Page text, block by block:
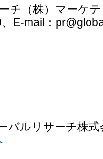
チ（株）マーケ
E-mail：
バルリサーチ株式